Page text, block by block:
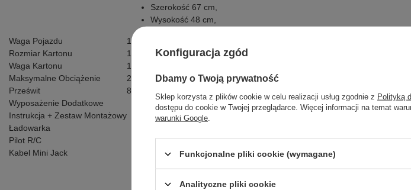
Szerokość 67 cm,
Wysokość 48 cm,
Waga Pojazdu
13 kg,
Rozmiar Kartonu
111 x 56 x 31 cm,
Waga Kartonu
15,5 kg,
Maksymalne Obciążenie
25 kg,
Prześwit
8,5 cm,
Wyposażenie Dodatkowe
Instrukcja + Zestaw Montażowy
Ładowarka
Pilot R/C
Kabel Mini Jack
Konfiguracja zgód
Dbamy o Twoją prywatność
Sklep korzysta z plików cookie w celu realizacji usług zgodnie z Polityką
dostępu do cookie w Twojej przeglądarce. Więcej informacji na temat
warunki Google
Funkcjonalne pliki cookie (wymagane)
Analityczne pliki cookie